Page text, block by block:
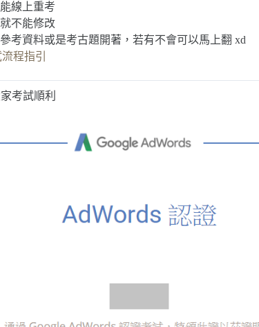
線上重考
不能修改
考資料或是考古題開著，若有不會可以馬上翻 xd
程指引
考試順利